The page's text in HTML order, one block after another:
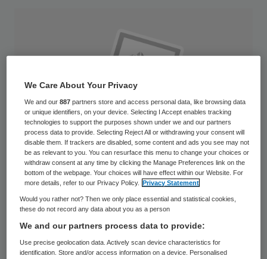
Michiel Pijl is de nieuwe voorzitter van GGD
Hollands Noorden.Het Algemeen Bestuur
heeft hem op 26 september benoemd. Pijl
We Care About Your Privacy
We and our887 partners store and access personal data, like browsing data
or unique identifiers, on your device. Selecting I Accept enables tracking
technologies to support the purposes shown under we and our partners
process data to provide. Selecting Reject All or withdrawing your consent will
disable them. If trackers are disabled, some content and ads you see may not
be as relevant to you. You can resurface this menu to change your choices or
withdraw consent at any time by clicking the Manage Preferences link on the
bottom of the webpage. Your choices will have effect within our Website. For
more details, refer to our Privacy Policy.
Privacy Statement
Would you rather not? Then we only place essential and statistical cookies,
these do not record any data about you as a person
We and our partners process data to provide:
Use precise geolocation data. Actively scan device characteristics for
identification. Store and/or access information on a device. Personalised